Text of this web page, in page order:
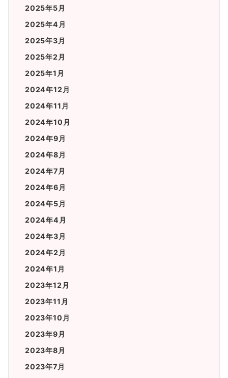
2025年5月
2025年4月
2025年3月
2025年2月
2025年1月
2024年12月
2024年11月
2024年10月
2024年9月
2024年8月
2024年7月
2024年6月
2024年5月
2024年4月
2024年3月
2024年2月
2024年1月
2023年12月
2023年11月
2023年10月
2023年9月
2023年8月
2023年7月